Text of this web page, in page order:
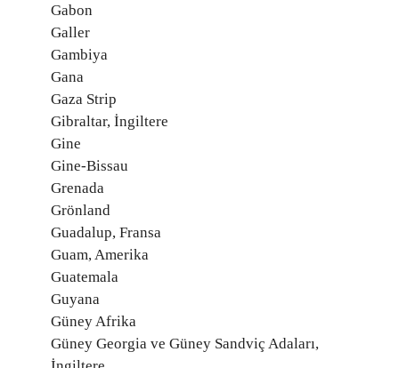
Gabon
Galler
Gambiya
Gana
Gaza Strip
Gibraltar, İngiltere
Gine
Gine-Bissau
Grenada
Grönland
Guadalup, Fransa
Guam, Amerika
Guatemala
Guyana
Güney Afrika
Güney Georgia ve Güney Sandviç Adaları,